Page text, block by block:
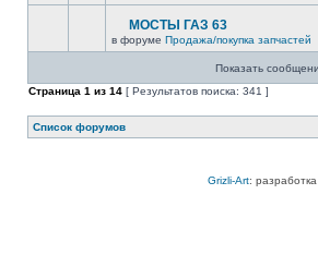
МОСТЫ ГАЗ 63
в форуме Продажа/покупка запчастей
Показать
Страница 1 из 14 [ Результатов поиска: 341 ]
Список форумов
Grizli-Art: